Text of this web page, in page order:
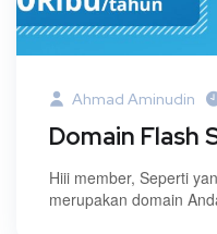
Ahmad Aminudin
Domain Flash
Hiii member, Seperti
merupakan domain